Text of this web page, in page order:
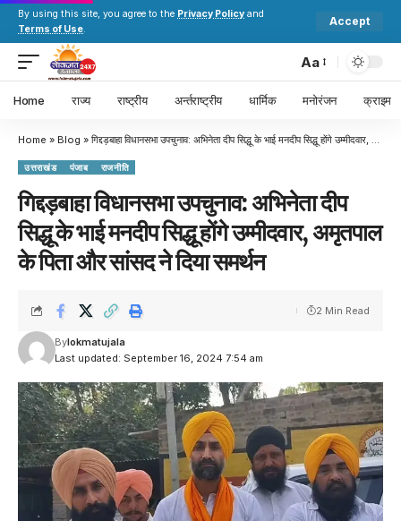
By using this site, you agree to the Privacy Policy and
Terms of Use.
Accept
Aa
Home राज्य राष्ट्रीय अर्न्तराष्ट्रीय धार्मिक मनोरंजन क्राइम
Home » Blog » गिद्दड़बाहा विधानसभा उपचुनाव: अभिनेता दीप सिद्धू के भाई मनदीप सिद्धू होंगे उम्मीदवार, अमृतपाल के पिता और सांसद ने दिया समर्थन
उत्तराखंड पंजाब राजनीति
गिद्दड़बाहा विधानसभा उपचुनाव: अभिनेता दीप
सिद्धू के भाई मनदीप सिद्धू होंगे उम्मीदवार, अमृतपाल
के पिता और सांसद ने दिया समर्थन
Last updated: September 16, 2024 7:54 am
Bylokmatujala
2 Min Read